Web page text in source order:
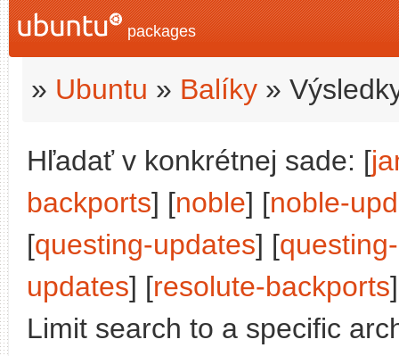
packages
» Ubuntu » Balíky »
Hľadať v konkrétnej sade: [
backports] [noble] [noble-
[questing-updates] [
updates] [resolute-backports
Limit search to a specific